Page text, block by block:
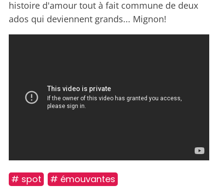
histoire d'amour tout à fait commune de deux
ados qui deviennent grands... Mignon!
# spot # émouvantes